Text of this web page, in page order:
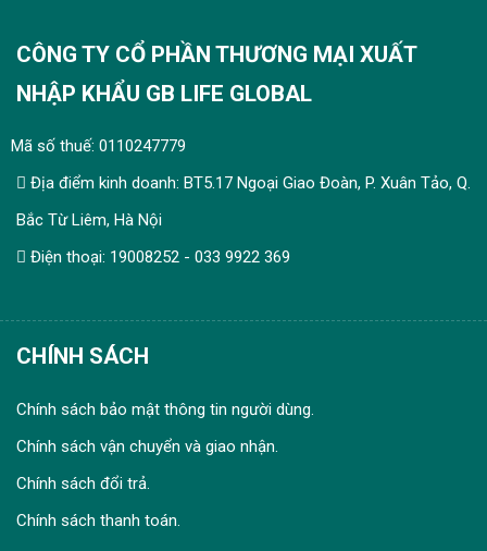
CÔNG TY CỔ PHẦN THƯƠNG MẠI XUẤT
NHẬP KHẨU GB LIFE GLOBAL
Mã số thuế: 0110247779
Địa điểm kinh doanh: BT5.17 Ngoại Giao Đoàn, P. Xuân Tảo, Q.
Bắc Từ Liêm, Hà Nội
Điện thoại: 19008252 - 033 9922 369
CHÍNH SÁCH
Chính sách bảo mật thông tin người dùng.
Chính sách vận chuyển và giao nhận.
Chính sách đổi trả.
Chính sách thanh toán.